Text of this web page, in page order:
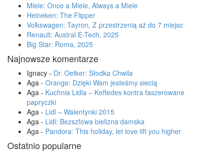
Miele: Once a Miele, Always a Miele
Heineken: The Flipper
Volkswagen: Tayron, Z przestrzenią aż do 7 miejsc
Renault: Austral E-Tech, 2025
Big Star: Roma, 2025
Najnowsze komentarze
Ignacy - Dr. Oetker: Słodka Chwila
Aga - Orange: Dzięki Wam jesteśmy siecią
Aga - Kuchnia Lidla – Keftedes kontra faszerowane
papryczki
Aga - Lidl – Walentynki 2015
Aga - Lidl: Bezszfowa bielizna damska
Aga - Pandora: This holiday, let love lift you higher
Ostatnio popularne